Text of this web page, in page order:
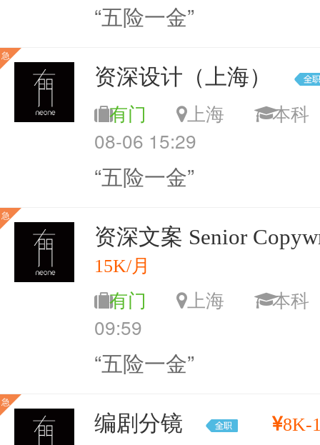
“五险一金”
急
资深设计（上海）
有门 上海
本
08-06 15:29
“五险一金”
急
资深文案 Senior
15K/月
有门 上海
本
09:59
“五险一金”
急
编剧分镜 8K-